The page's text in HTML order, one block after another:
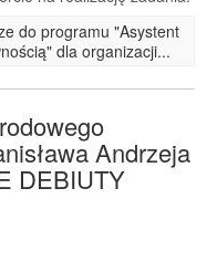
do programu "Asystent
dla organizacji...
Andrzeja
DEBIUTY